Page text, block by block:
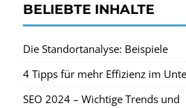
BELIEBTE INHALTE
Die Standortanalyse: Beispiele
4 Tipps für mehr Effizienz im
SEO 2024 – Wichtige Trends und